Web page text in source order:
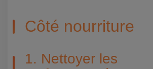
Côté nourriture
1. Nettoyer les